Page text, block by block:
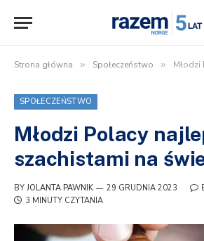
Strona główna » Społeczeństwo » Młodzi
SPOŁECZEŃSTWO
Młodzi Polacy
szachistami na
BY JOLANTA PAWNIK 29 GRUDNIA 2023
3 MINUTY CZYTANIA